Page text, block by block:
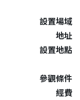
設置場域
地址
設置地點
參觀條件
經費